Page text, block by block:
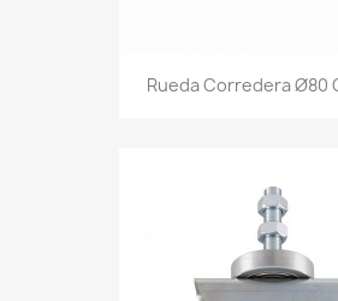
Rueda Corredera Ø80